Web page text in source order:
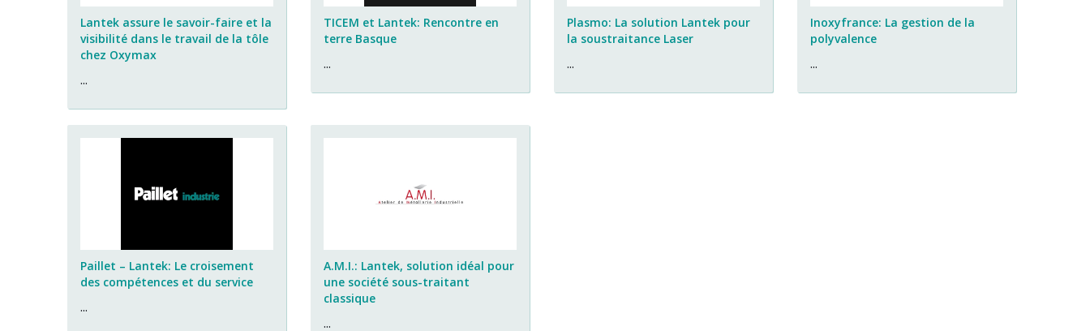
Lantek assure le savoir-faire et la
visibilité dans le travail de la tôle
chez Oxymax
...
TICEM et Lantek: Rencontre en
terre Basque
...
Plasmo: La solution Lantek pour
la soustraitance Laser
...
Inoxyfrance: La gestion de la
polyvalence
...
Paillet – Lantek: Le croisement
des compétences et du service
...
A.M.I.: Lantek, solution idéal pour
une société sous-traitant
classique
...